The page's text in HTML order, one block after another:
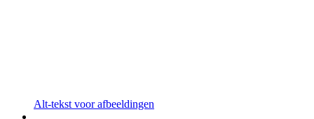
Alt-tekst voor afbeeldingen